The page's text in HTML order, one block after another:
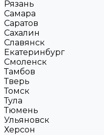
Рязань
Самара
Саратов
Сахалин
Славянск
Екатеринбург
Смоленск
Тамбов
Тверь
Томск
Тула
Тюмень
Ульяновск
Херсон